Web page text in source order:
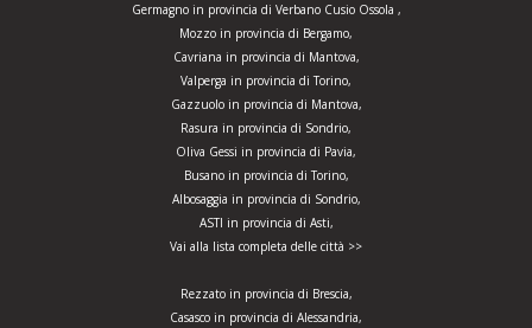
Germagno in provincia di Verbano Cusio Ossola ,
Mozzo in provincia di Bergamo,
Cavriana in provincia di Mantova,
Valperga in provincia di Torino,
Gazzuolo in provincia di Mantova,
Rasura in provincia di Sondrio,
Oliva Gessi in provincia di Pavia,
Busano in provincia di Torino,
Albosaggia in provincia di Sondrio,
ASTI in provincia di Asti,
Vai alla lista completa delle città >>
Rezzato in provincia di Brescia,
Casasco in provincia di Alessandria,